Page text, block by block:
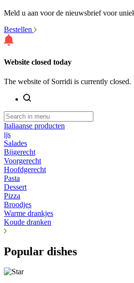
Meld u aan voor de nieuwsbrief voor
Bestellen
Website closed today
The website of Sorridi is currently closed.
Italiaanse producten
ijs
Salades
Bijgerecht
Voorgerecht
Hoofdgerecht
Pasta
Dessert
Pizza
Broodjes
Warme drankjes
Koude dranken
Popular dishes